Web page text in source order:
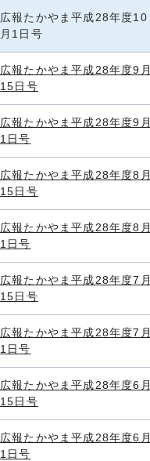
広報たかやま平成28年度10
月1日号
広報たかやま平成28年度9月
15日号
広報たかやま平成28年度9月
1日号
広報たかやま平成28年度8月
15日号
広報たかやま平成28年度8月
1日号
広報たかやま平成28年度7月
15日号
広報たかやま平成28年度7月
1日号
広報たかやま平成28年度6月
15日号
広報たかやま平成28年度6月
1日号